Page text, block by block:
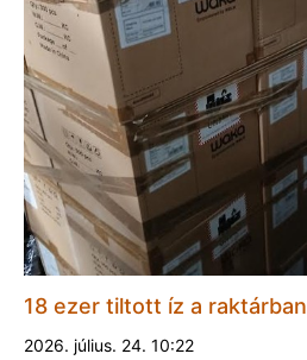
18 ezer tiltott íz a raktárban
2026. július. 24. 10:22